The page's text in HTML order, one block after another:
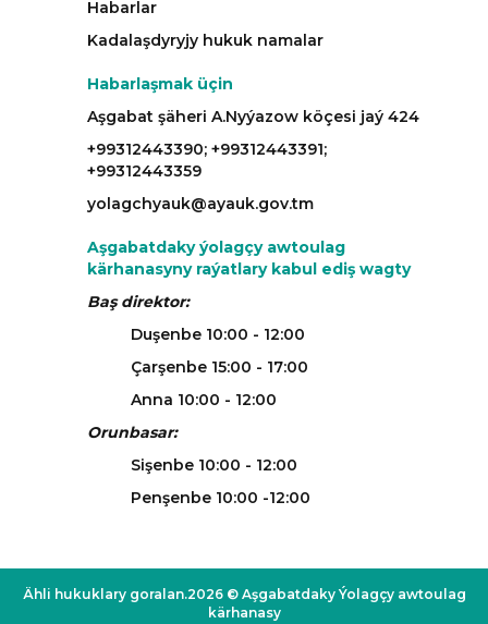
Habarlar
Kadalaşdyryjy hukuk namalar
Habarlaşmak üçin
Aşgabat şäheri A.Nyýazow köçesi jaý 424
+99312443390; +99312443391;
+99312443359
yolagchyauk@ayauk.gov.tm
Aşgabatdaky ýolagçy awtoulag
kärhanasyny raýatlary kabul ediş wagty
Baş direktor:
Duşenbe 10:00 - 12:00
Çarşenbe 15:00 - 17:00
Anna 10:00 - 12:00
Orunbasar:
Sişenbe 10:00 - 12:00
Penşenbe 10:00 -12:00
Ähli hukuklary goralan.2026 © Aşgabatdaky Ýolagçy awtoulag
kärhanasy